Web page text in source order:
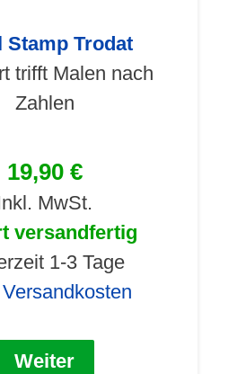
Stamp Trodat
trifft Malen nach
Zahlen
19,90 €
MwSt.
versandfertig
1-3 Tage
Weiter